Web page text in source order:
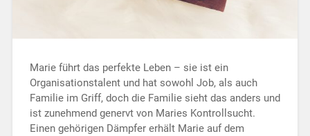
Marie führt das perfekte Leben – sie ist ein
Organisationstalent und hat sowohl Job, als auch
Familie im Griff, doch die Familie sieht das anders und
ist zunehmend genervt von Maries Kontrollsucht.
Einen gehörigen Dämpfer erhält Marie auf dem